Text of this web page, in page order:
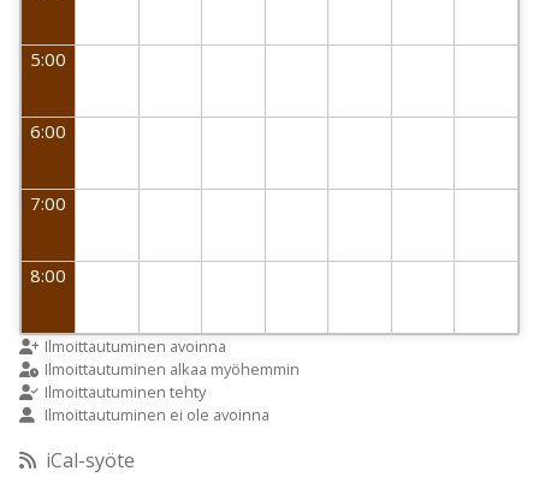
5:00
6:00
7:00
8:00
9:00
10:00
Ilmoittautuminen avoinna
Ilmoittautuminen alkaa myöhemmin
Ilmoittautuminen tehty
Ilmoittautuminen ei ole avoinna
iCal-syöte